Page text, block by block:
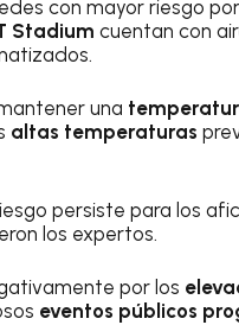
con mayor riesgo
Stadium cuentan con
una
altas temperaturas
persiste para los
los expertos.
por los
eventos públicos